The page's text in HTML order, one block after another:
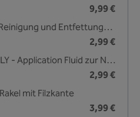
9,99 €
#NO FAT - Reinigung und Entfettungsliquid - 25 ml
2,99 €
#EASY APPLY - Application Fluid zur Nassverklebung - 25 ml
2,99 €
mit Filzkante
3,99 €